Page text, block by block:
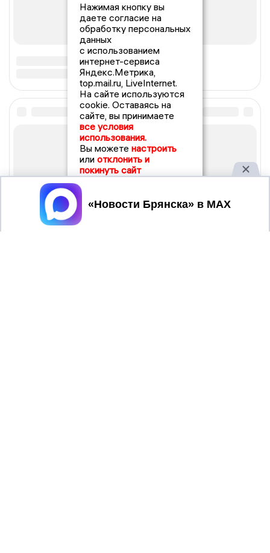
Нажимая кнопку вы
даете согласие на
обработку персональных
данных
с использованием
интернет-сервиса
Яндекс.Метрика,
top.mail.ru, LiveInternet.
На сайте используются
cookie. Оставаясь на
сайте, вы принимаете
все условия
использования.
Вы можете настроить
или отклонить и
покинуть сайт
Принять